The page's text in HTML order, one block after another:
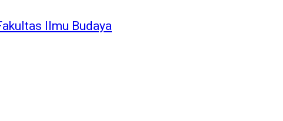
Ilmu Budaya